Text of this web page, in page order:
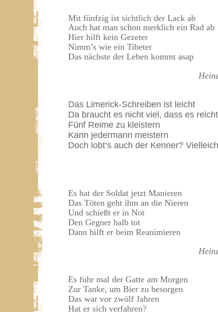
Mit fünfzig ist sichtlich der Lack ab
Auch hat man schon merklich ein Rad ab
Hier hilft kein Gezeter
Nimm’s wie ein Tibeter
Das nächste der Leben kommt asap
Das Limerick-Schreiben ist leicht
Da braucht es nicht viel, dass es reicht
Fünf Reime zu kleistern
Kann jedermann meistern
Doch lobt‘s auch der Kenner?
Es hat der Soldat jetzt Manieren
Das Töten geht ihm an die Nieren
Und schießt er in Not
Den Gegner halb tot
Dann hilft er beim Reanimieren
Es fuhr mal der Gatte am Morgen
Zur Tanke, um Bier zu besorgen
Das war vor zwölf Jahren
Hat er sich verfahren?